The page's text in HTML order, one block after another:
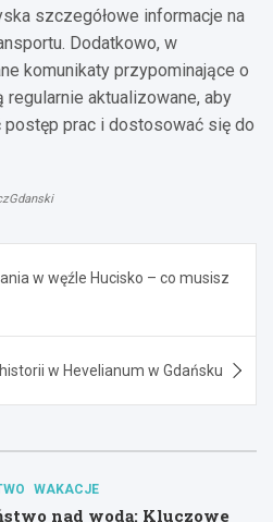
szczegółowe informacje na
Dodatkowo, w
komunikaty przypominające o
regularnie aktualizowane, aby
prac i dostosować się do
w węźle Hucisko – co musisz
historii w Hevelianum w Gdańsku
WAKACJE
nad wodą: Kluczowe